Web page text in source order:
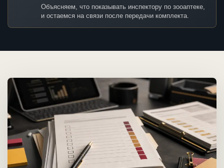
Объясняем, что показывать инспектору по зооаптеке,
и остаемся на связи после передачи комплекта.